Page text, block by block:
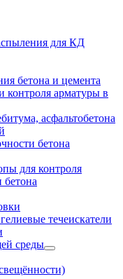
для КД
бетона и цемента
контроля арматуры в
асфальтобетона
бетона
для контроля
бетона
течеискатели
среды